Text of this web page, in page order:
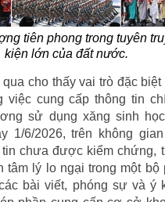
tiên phong trong tuyên
kiện lớn của đất nước.
cho thấy vai trò đặc biệt
việc cung cấp thông tin
sử dụng xăng sinh
1/6/2026, trên không
chưa được kiểm chứng,
tâm lý lo ngại trong một bộ
bài viết, phóng sự và ý